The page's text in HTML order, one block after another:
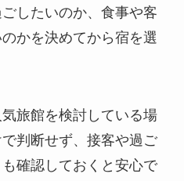
したいのか、食事や客
かを決めてから宿を選
旅館を検討している場
判断せず、接客や過ご
確認しておくと安心で